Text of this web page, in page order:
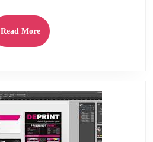
Read MoreRead
More